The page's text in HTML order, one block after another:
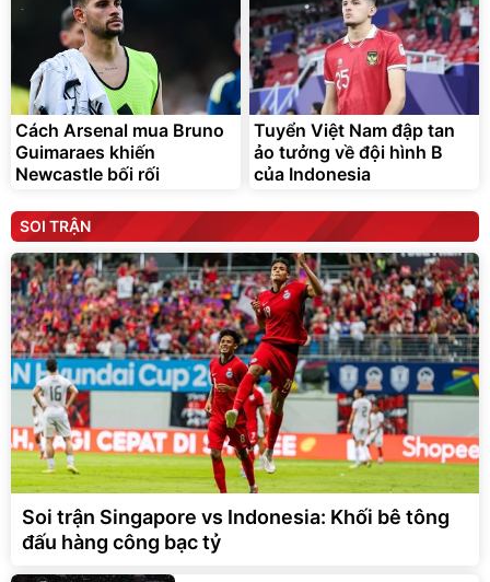
Cách Arsenal mua Bruno
Guimaraes khiến
Newcastle bối rối
Tuyển Việt Nam đập tan
ảo tưởng về đội hình B
của Indonesia
SOI TRẬN
Soi trận Singapore vs Indonesia: Khối bê tông
đấu hàng công bạc tỷ